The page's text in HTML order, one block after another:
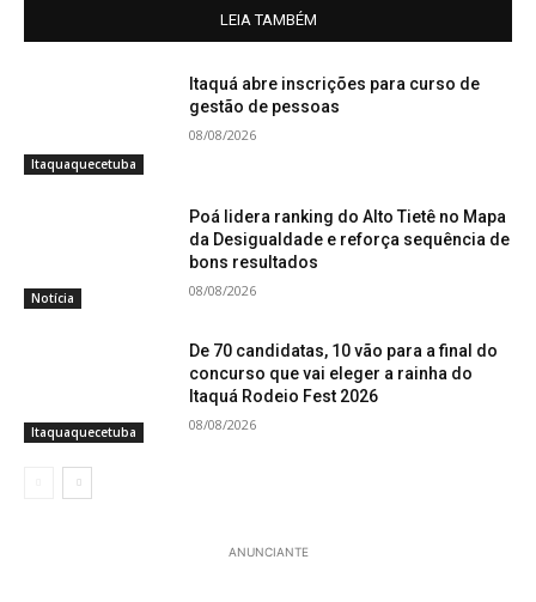
LEIA TAMBÉM
Itaquaquecetuba
Itaquá abre inscrições para curso de
gestão de pessoas
08/08/2026
Notícia
Poá lidera ranking do Alto Tietê no Mapa
da Desigualdade e reforça sequência de
bons resultados
08/08/2026
Itaquaquecetuba
De 70 candidatas, 10 vão para a final do
concurso que vai eleger a rainha do
Itaquá Rodeio Fest 2026
08/08/2026
ANUNCIANTE